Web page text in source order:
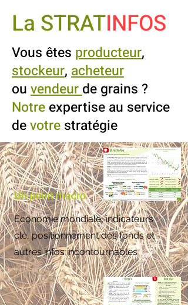
La STRATINFOS
Vous êtes producteur,
stockeur, acheteur
ou vendeurde grains ?
Notre expertise au service
devotre stratégie
Un point macro
Economie mondiale, indicateurs
clé, positionnement des fonds et
autres infos incontournables